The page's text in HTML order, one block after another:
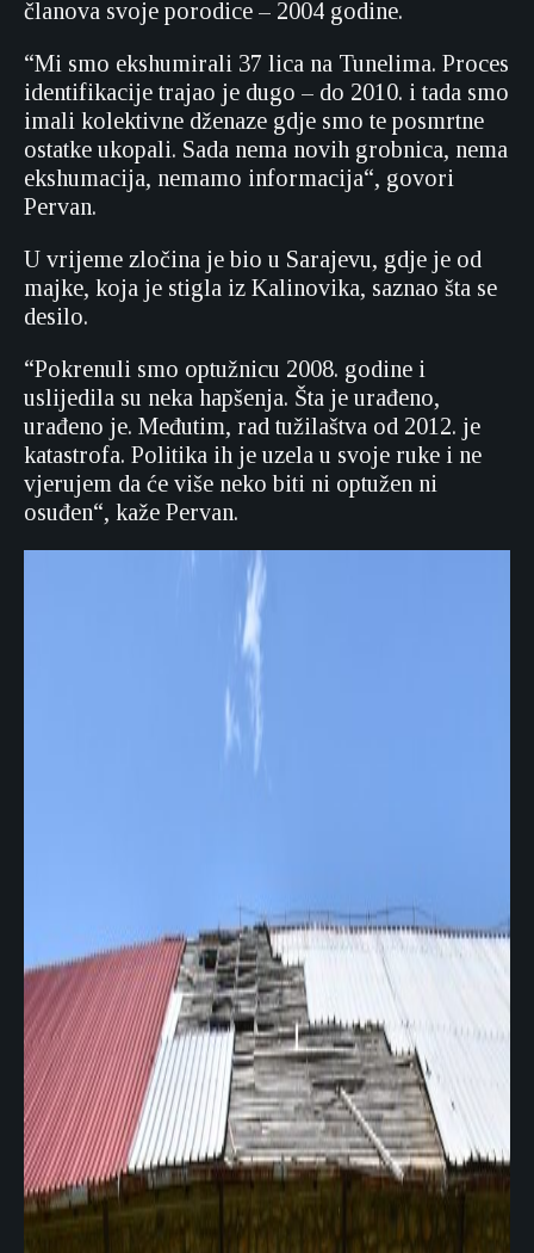
članova svoje porodice – 2004 godine.
“Mi smo ekshumirali 37 lica na Tunelima. Proces
identifikacije trajao je dugo – do 2010. i tada smo
imali kolektivne dženaze gdje smo te posmrtne
ostatke ukopali. Sada nema novih grobnica, nema
ekshumacija, nemamo informacija“, govori
Pervan.
U vrijeme zločina je bio u Sarajevu, gdje je od
majke, koja je stigla iz Kalinovika, saznao šta se
desilo.
“Pokrenuli smo optužnicu 2008. godine i
uslijedila su neka hapšenja. Šta je urađeno,
urađeno je. Međutim, rad tužilaštva od 2012. je
katastrofa. Politika ih je uzela u svoje ruke i ne
vjerujem da će više neko biti ni optužen ni
osuđen“, kaže Pervan.